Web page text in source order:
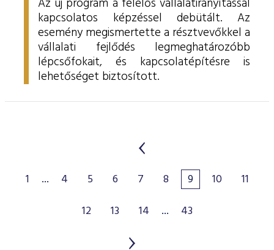
Az új program a felelős vállalatirányítással
kapcsolatos képzéssel debütált. Az
esemény megismertette a résztvevőkkel a
vállalati fejlődés legmeghatározóbb
lépcsőfokait, és kapcsolatépítésre is
lehetőséget biztosított.
1 ... 4 5 6 7 8 9 10
11
12
13 14 ... 43